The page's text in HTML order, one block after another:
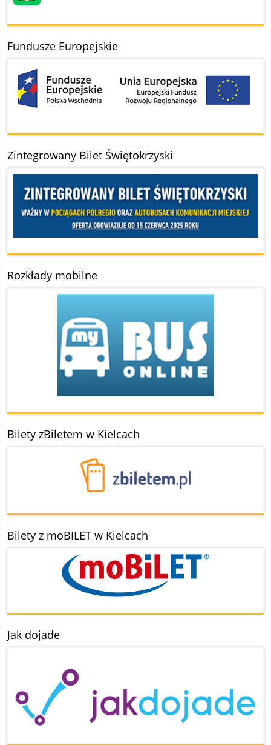
Fundusze Europejskie
Zintegrowany Bilet Świętokrzyski
Rozkłady mobilne
Bilety zBiletem w Kielcach
Bilety z moBILET w Kielcach
Jak dojade